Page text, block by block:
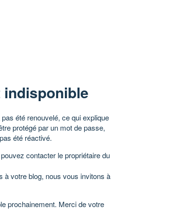
été renouvelé, ce qui explique
protégé par un mot de passe,
été réactivé.
contacter le propriétaire du
à votre blog, nous vous invitons à
prochainement. Merci de votre